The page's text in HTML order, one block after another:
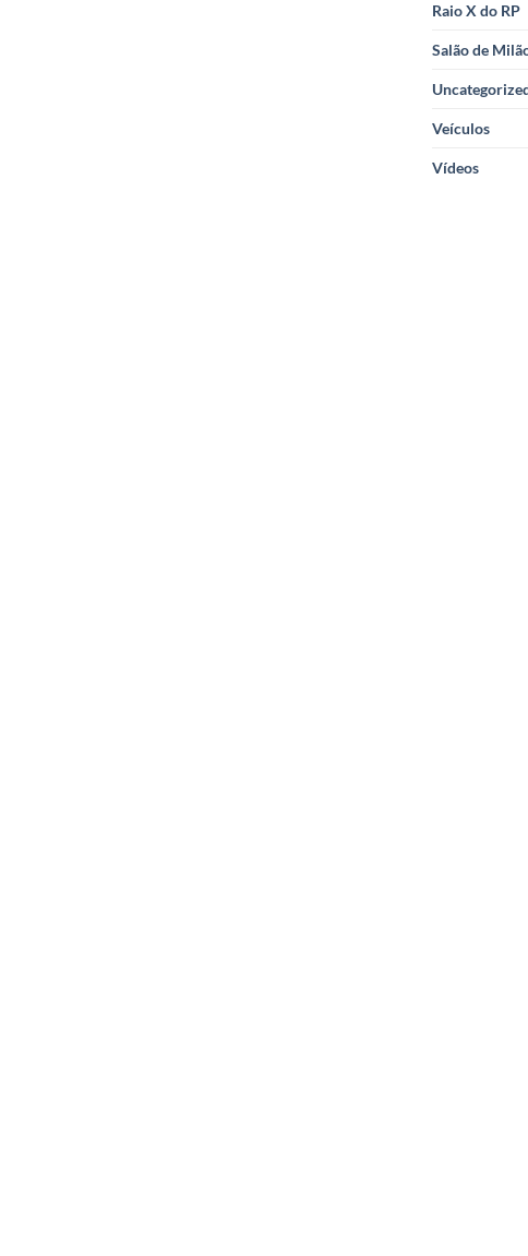
Raio X do RP
Salão de
Veículos
Vídeos